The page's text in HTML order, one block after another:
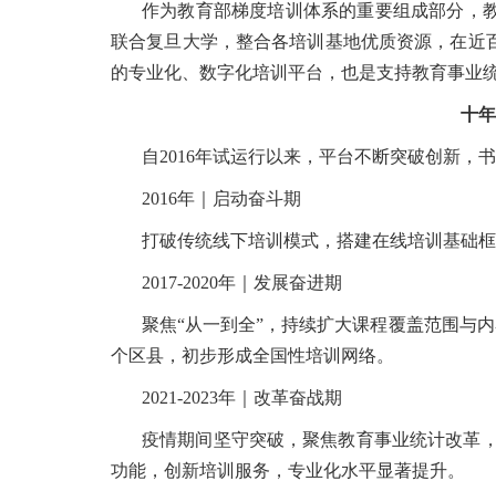
作为教育部梯度培训体系的重要组成部分，
联合复旦大学，整合各培训基地优质资源，在
的专业化、数字化培训平台，也是支持教育事业
十
自2016年试运行以来，平台不断突破创新，
2016年｜启动奋斗期
打破传统线下培训模式，搭建在线培训基础
2017-2020年｜发展奋进期
聚焦“从一到全”，持续扩大课程覆盖范围与
个区县，初步形成全国性培训网络。
2021-2023年｜改革奋战期
疫情期间坚守突破，聚焦教育事业统计改革
功能，创新培训服务，专业化水平显著提升。